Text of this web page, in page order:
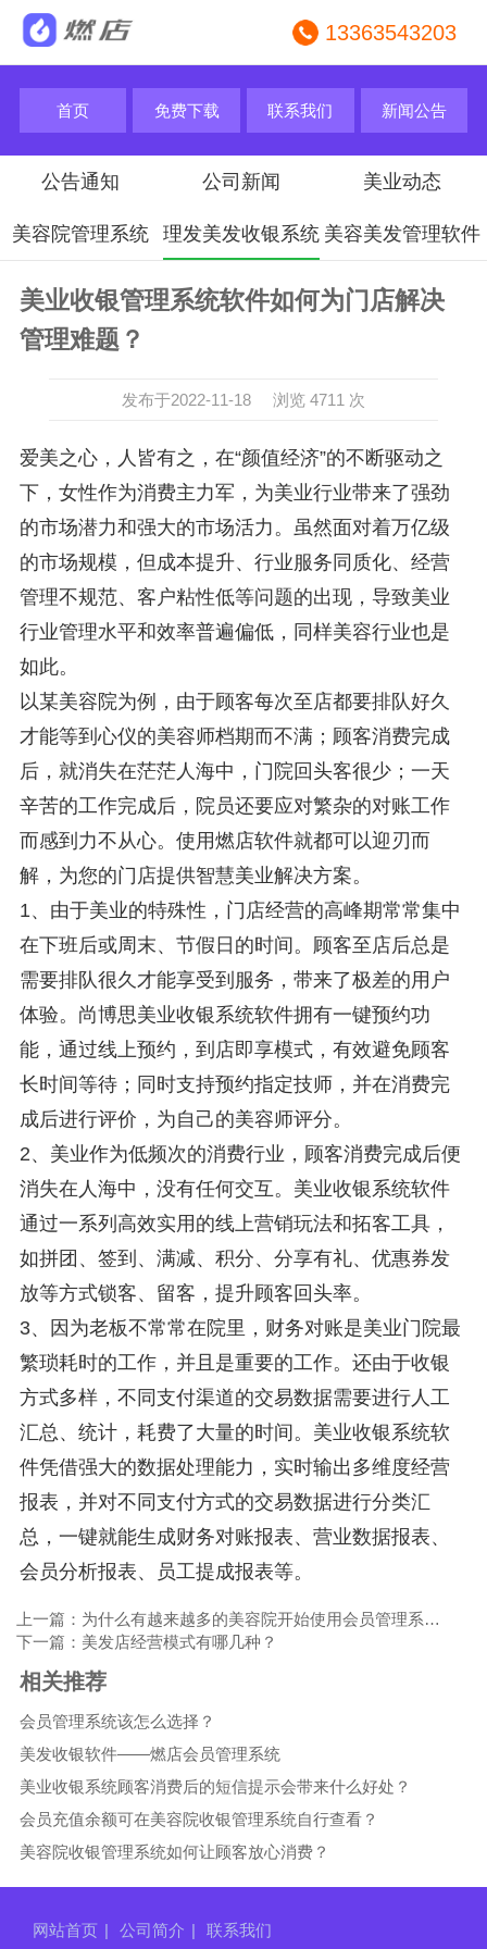
13363543203
首页 免费下载 联系我们 新闻公告
公告通知 公司新闻 美业动态
美容院管理系统 理发美发收银系统 美容美发管理软件
美业收银管理系统软件如何为门店解决
管理难题？
发布于2022-11-18 浏览 4711 次
爱美之心，人皆有之，在“颜值经济”的不断驱动之
下，女性作为消费主力军，为美业行业带来了强劲
的市场潜力和强大的市场活力。虽然面对着万亿级
的市场规模，但成本提升、行业服务同质化、经营
管理不规范、客户粘性低等问题的出现，导致美业
行业管理水平和效率普遍偏低，同样美容行业也是
如此。
以某美容院为例，由于顾客每次至店都要排队好久
才能等到心仪的美容师档期而不满；顾客消费完成
后，就消失在茫茫人海中，门院回头客很少；一天
辛苦的工作完成后，院员还要应对繁杂的对账工作
而感到力不从心。使用燃店软件就都可以迎刃而
解，为您的门店提供智慧美业解决方案。
1、由于美业的特殊性，门店经营的高峰期常常集中
在下班后或周末、节假日的时间。顾客至店后总是
需要排队很久才能享受到服务，带来了极差的用户
体验。尚博思美业收银系统软件拥有一键预约功
能，通过线上预约，到店即享模式，有效避免顾客
长时间等待；同时支持预约指定技师，并在消费完
成后进行评价，为自己的美容师评分。
2、美业作为低频次的消费行业，顾客消费完成后便
消失在人海中，没有任何交互。美业收银系统软件
通过一系列高效实用的线上营销玩法和拓客工具，
如拼团、签到、满减、积分、分享有礼、优惠券发
放等方式锁客、留客，提升顾客回头率。
3、因为老板不常常在院里，财务对账是美业门院最
繁琐耗时的工作，并且是重要的工作。还由于收银
方式多样，不同支付渠道的交易数据需要进行人工
汇总、统计，耗费了大量的时间。美业收银系统软
件凭借强大的数据处理能力，实时输出多维度经营
报表，并对不同支付方式的交易数据进行分类汇
总，一键就能生成财务对账报表、营业数据报表、
会员分析报表、员工提成报表等。
上一篇：为什么有越来越多的美容院开始使用会员管理系统？
下一篇：美发店经营模式有哪几种？
相关推荐
会员管理系统该怎么选择？
美发收银软件——燃店会员管理系统
美业收银系统顾客消费后的短信提示会带来什么好处？
会员充值余额可在美容院收银管理系统自行查看？
美容院收银管理系统如何让顾客放心消费？
网站首页 | 公司简介 | 联系我们